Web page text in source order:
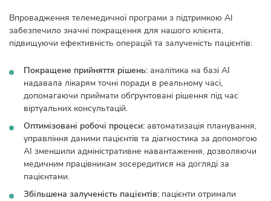
Впровадження телемедичної програми з підтримкою AI
забезпечило значні покращення для нашого клієнта,
підвищуючи ефективність операцій та залученість пацієнтів:
Покращене прийняття рішень: аналітика на базі AI
надавала лікарям точні поради в реальному часі,
допомагаючи приймати обґрунтовані рішення під час
віртуальних консультацій.
Оптимізовані робочі процеси: автоматизація планування,
управління даними пацієнтів та діагностика за допомогою
AI зменшили адміністративне навантаження, дозволяючи
медичним працівникам зосередитися на догляді за
пацієнтами.
Збільшена залученість пацієнтів: пацієнти отримали